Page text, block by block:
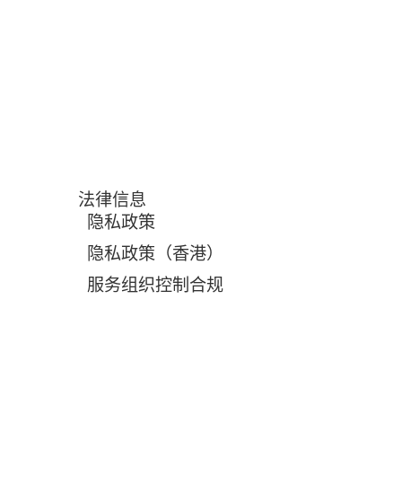
法律信息
隐私政策
隐私政策（香港）
服务组织控制合规